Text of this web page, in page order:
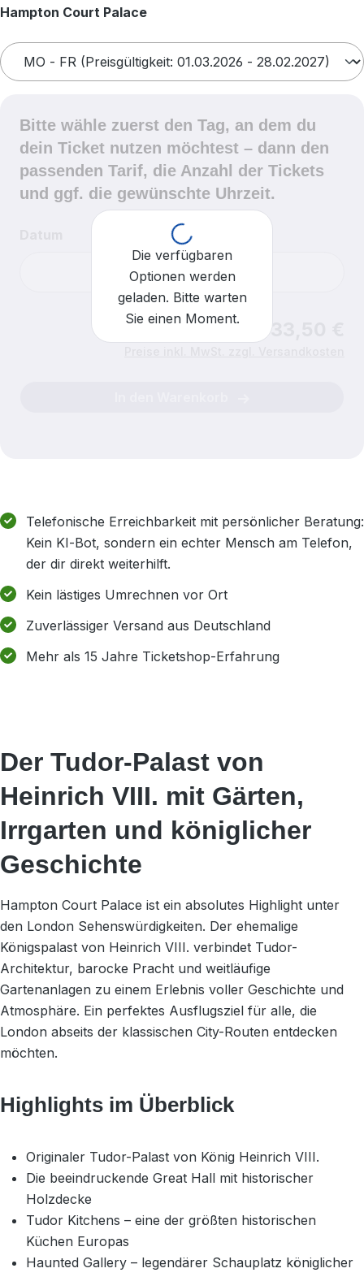
Hampton Court Palaceauswählen
Bitte wähle zuerst den Tag, an dem du
dein Ticket nutzen möchtest – dann den
passenden Tarif, die Anzahl der Tickets
und ggf. die gewünschte Uhrzeit.
Für heute sind keine Einlasszeiten mehr
Ab 33,50 €
Loading...
Die verfügbaren
Optionen werden
geladen. Bitte warten
Sie einen Moment.
Telefonische Erreichbarkeit mit persönlicher Beratung:
Kein KI‑Bot, sondern ein echter Mensch am Telefon,
der dir direkt weiterhilft.
Kein lästiges Umrechnen vor Ort
Zuverlässiger Versand aus Deutschland
Mehr als 15 Jahre Ticketshop-Erfahrung
Der Tudor-Palast von
Heinrich VIII. mit Gärten,
Irrgarten und königlicher
Geschichte
Hampton Court Palace ist ein absolutes Highlight unter
den London Sehenswürdigkeiten. Der ehemalige
Königspalast von Heinrich VIII. verbindet Tudor-
Architektur, barocke Pracht und weitläufige
Gartenanlagen zu einem Erlebnis voller Geschichte und
Atmosphäre. Ein perfektes Ausflugsziel für alle, die
London abseits der klassischen City-Routen entdecken
möchten.
Highlights im Überblick
Originaler Tudor-Palast von König Heinrich VIII.
Die beeindruckende Great Hall mit historischer
Holzdecke
Tudor Kitchens – eine der größten historischen
Küchen Europas
Haunted Gallery – legendärer Schauplatz königlicher